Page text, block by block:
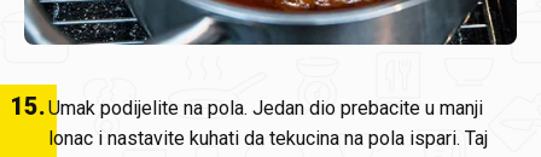
15.Umak podijelite na pola. Jedan dio prebacite u manji
lonac i nastavite kuhati da tekucina na pola ispari. Taj